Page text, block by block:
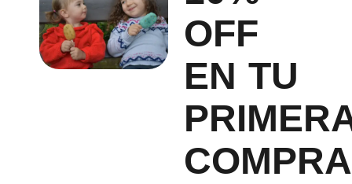
OFF
EN TU
COMPRA